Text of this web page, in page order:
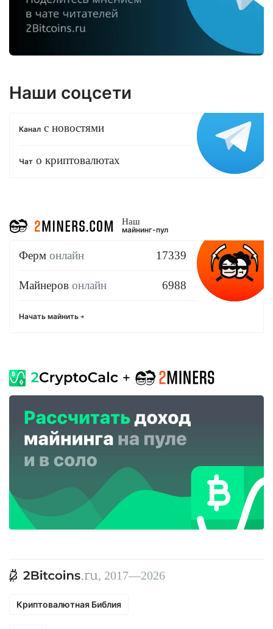
Наши соцсети
Канал с новостями
Чат о криптовалютах
Наш
майнинг-пул
Ферм онлайн 17339
Майнеров онлайн 6988
Начать майнить
, 2017—2026
Криптовалютная Библия